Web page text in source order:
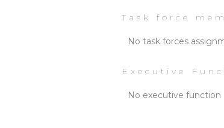
Task force
No task forces
Executive
No executive function